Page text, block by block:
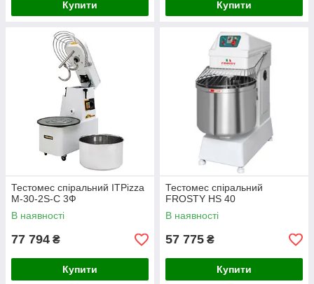
Купити Купити
Тестомес спіральний ITPizza
M-30-2S-С 3Ф
В наявності
77 794 ₴
Купити
Тестомес спіральний
FROSTY HS 40
В наявності
57 775 ₴
Купити